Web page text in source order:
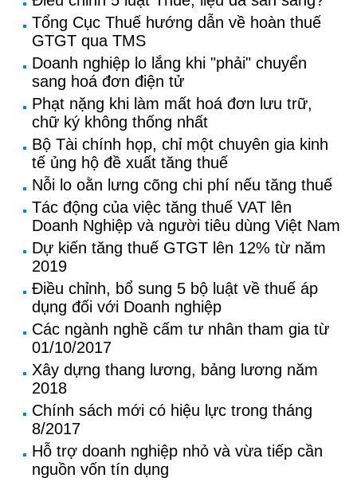
Tổng Cục Thuế hướng dẫn về hoàn thuế
GTGT qua TMS
Doanh nghiệp lo lắng khi "phải" chuyển
sang hoá đơn điện tử
Phạt nặng khi làm mất hoá đơn lưu trữ,
chữ ký không thống nhất
Bộ Tài chính họp, chỉ một chuyên gia kinh
tế ủng hộ đề xuất tăng thuế
Nỗi lo oằn lưng cõng chi phí nếu tăng thuế
Tác động của việc tăng thuế VAT lên
Doanh Nghiệp và người tiêu dùng Việt Nam
Dự kiến tăng thuế GTGT lên 12% từ năm
2019
Điều chỉnh, bổ sung 5 bộ luật về thuế áp
dụng đối với Doanh nghiệp
Các ngành nghề cấm tư nhân tham gia từ
01/10/2017
Xây dựng thang lương, bảng lương năm
2018
Chính sách mới có hiệu lực trong tháng
8/2017
Hỗ trợ doanh nghiệp nhỏ và vừa tiếp cần
nguồn vốn tín dụng